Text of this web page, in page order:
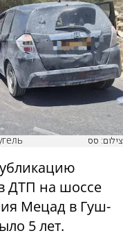
צילום: סס
ДТП на шоссе
Мецад в Гуш-
5 лет.